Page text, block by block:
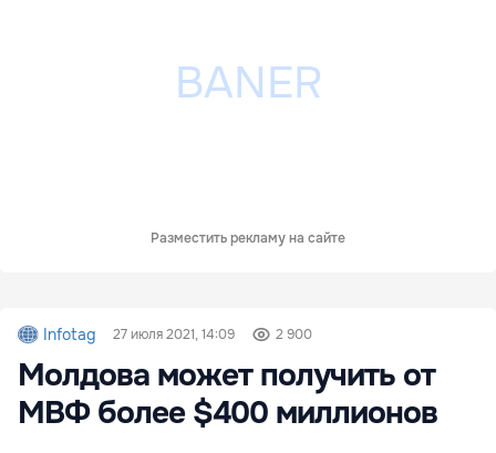
Разместить рекламу на сайте
Infotag 27 июля 2021, 14:09 2 900
Молдова может получить от
МВФ более $400 миллионов